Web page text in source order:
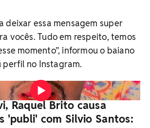
deixar essa mensagem super
vocês. Tudo em respeito, temos
momento”, informou o baiano
perfil no Instagram.
Reprodução/Instagram
Raquel Brito causa
'publi' com Silvio Santos: